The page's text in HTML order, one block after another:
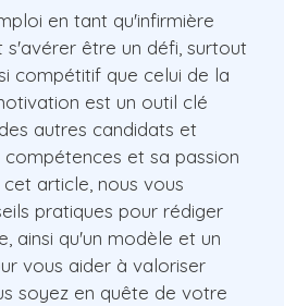
en tant qu'infirmière
s'avérer être un défi, surtout
compétitif que celui de la
est un outil clé
autres candidats et
et sa passion
article, nous vous
pratiques pour rédiger
ainsi qu'un modèle et un
vous aider à valoriser
soyez en quête de votre